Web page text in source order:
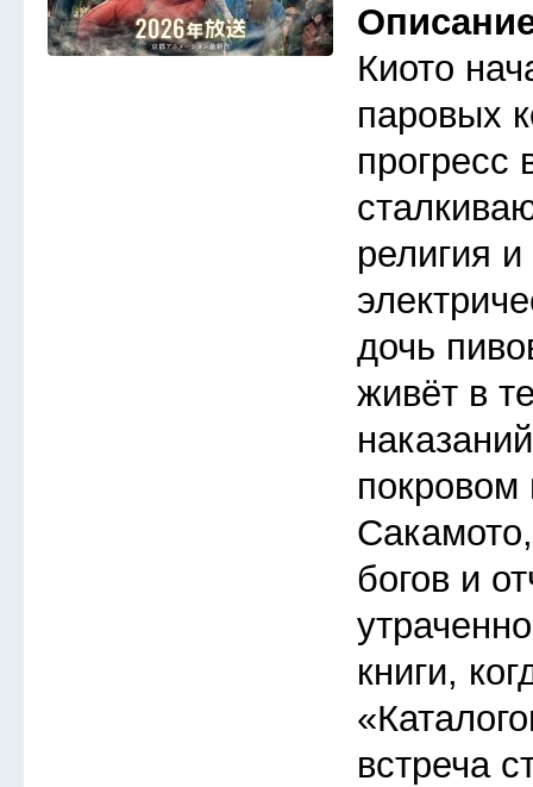
Киото
паровых
прогресс
религия
дочь
живёт в
покровом
богов и
книги,
встреча